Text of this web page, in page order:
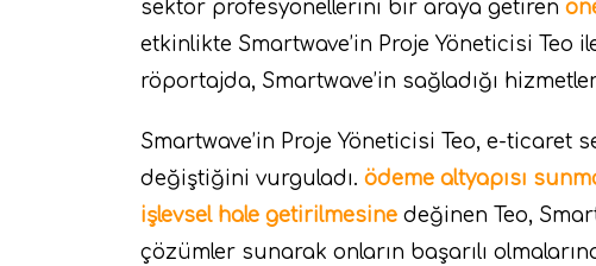
sektör profesyonellerini bir araya getiren
etkinlikte Smartwave’in Proje Yöneticisi Teo
röportajda, Smartwave’in sağladığı
Smartwave’in Proje Yöneticisi Teo, e-
değiştiğini vurguladı. ödeme altyapısı
işlevsel hale getirilmesine değinen Teo,
çözümler sunarak onların başarılı